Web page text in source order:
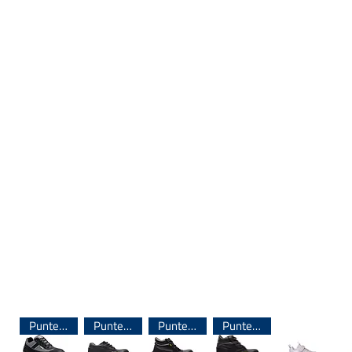
Puntera de Acero Puntera de Acero Puntera de Acero Puntera de Acero